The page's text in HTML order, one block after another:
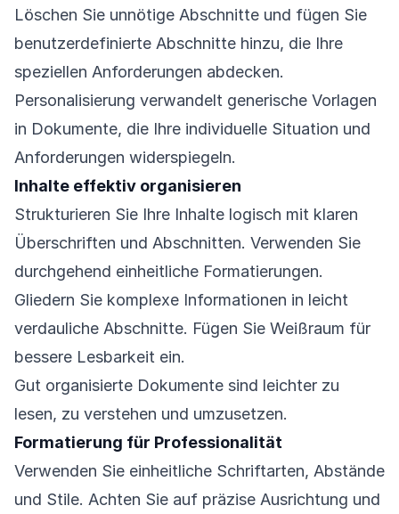
Löschen Sie unnötige Abschnitte und fügen Sie
benutzerdefinierte Abschnitte hinzu, die Ihre
speziellen Anforderungen abdecken.
Personalisierung verwandelt generische Vorlagen
in Dokumente, die Ihre individuelle Situation und
Anforderungen widerspiegeln.
Inhalte effektiv organisieren
Strukturieren Sie Ihre Inhalte logisch mit klaren
Überschriften und Abschnitten. Verwenden Sie
durchgehend einheitliche Formatierungen.
Gliedern Sie komplexe Informationen in leicht
verdauliche Abschnitte. Fügen Sie Weißraum für
bessere Lesbarkeit ein.
Gut organisierte Dokumente sind leichter zu
lesen, zu verstehen und umzusetzen.
Formatierung für Professionalität
Verwenden Sie einheitliche Schriftarten, Abstände
und Stile. Achten Sie auf präzise Ausrichtung und